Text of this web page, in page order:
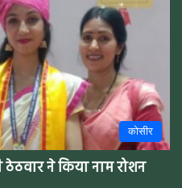
कोसीर
ने किया नाम रोशन